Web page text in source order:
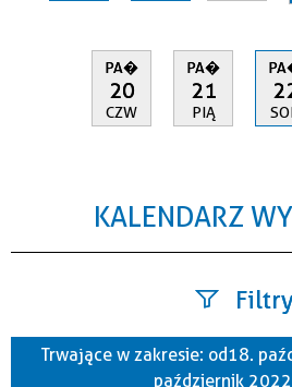
PA�
20
CZW
PA�
21
PIĄ
KALENDARZ
Szukana fraza
Trwające w zakresie: od 18.
październik 2022